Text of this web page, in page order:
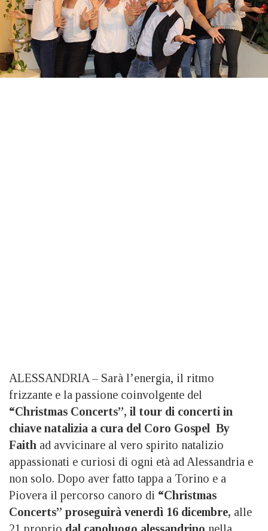
ALESSANDRIA – Sarà l’energia, il ritmo
frizzante e la passione coinvolgente del
“Christmas Concerts”, il tour di concerti in
chiave natalizia a cura del Coro Gospel By
Faith ad avvicinare al vero spirito natalizio
appassionati e curiosi di ogni età ad Alessandria e
non solo. Dopo aver fatto tappa a Torino e a
Piovera il percorso canoro di “Christmas
Concerts” proseguirà venerdì 16 dicembre, alle